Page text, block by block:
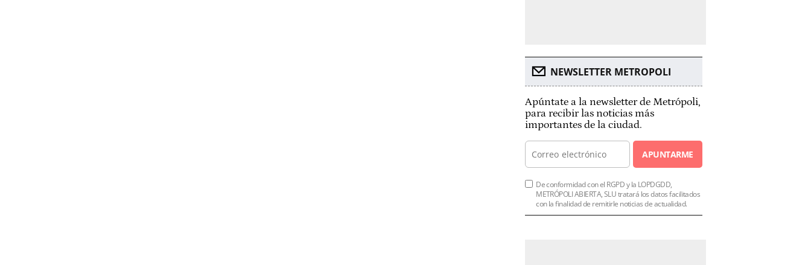
NEWSLETTER METROPOLI
Apúntate a la newsletter de Metrópoli,
para recibir las noticias más
importantes de la ciudad.
APUNTARME
De conformidad con el RGPD y la LOPDGDD,
METRÓPOLI ABIERTA, SLU tratará los datos facilitados
con la finalidad de remitirle noticias de actualidad.